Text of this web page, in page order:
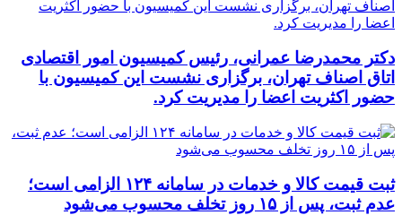
دکتر محمدرضا عمرانی، رئیس کمیسیون امور اقتصادی
اتاق اصناف تهران، برگزاری نشست این کمیسیون با
حضور اکثریت اعضا را مدیریت کرد.
ثبت قیمت کالا و خدمات در سامانه ۱۲۴ الزامی است؛
عدم ثبت، پس از ۱۵ روز تخلف محسوب می‌شود